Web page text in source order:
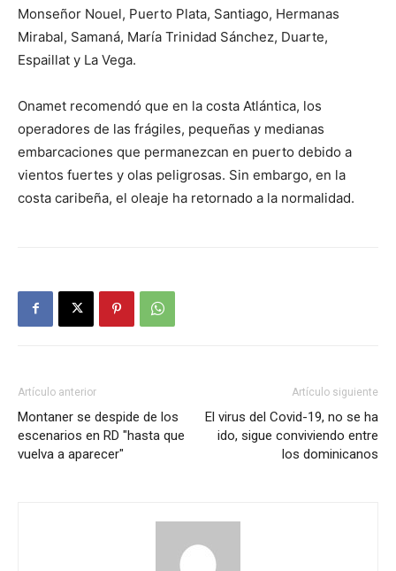
Monseñor Nouel, Puerto Plata, Santiago, Hermanas
Mirabal, Samaná, María Trinidad Sánchez, Duarte,
Espaillat y La Vega.
Onamet recomendó que en la costa Atlántica, los
operadores de las frágiles, pequeñas y medianas
embarcaciones que permanezcan en puerto debido a
vientos fuertes y olas peligrosas. Sin embargo, en la
costa caribeña, el oleaje ha retornado a la normalidad.
Artículo anterior
Montaner se despide de los
escenarios en RD "hasta que
vuelva a aparecer"
Artículo siguiente
El virus del Covid-19, no se ha
ido, sigue conviviendo entre
los dominicanos